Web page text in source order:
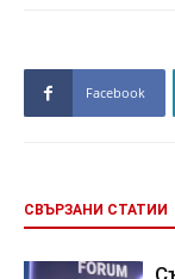
Facebook
СВЪРЗАНИ СТАТИИ